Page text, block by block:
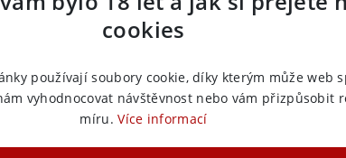
Výrobce:
cookies
používají soubory cookie, díky kterým může web
vyhodnocovat návštěvnost nebo vám přizpůsobit
míru. Více informací